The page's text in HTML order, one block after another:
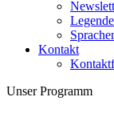
Kontakt
Unser Programm